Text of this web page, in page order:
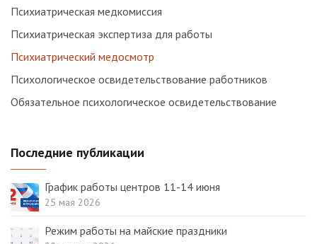
Психиатрическая медкомиссия
Психиатрическая экспертиза для работы
Психиатрический медосмотр
Психологическое освидетельствование работников
Обязательное психологическое освидетельствование
Последние публикации
График работы центров 11-14 июня
25 мая 2026
Режим работы на майские праздники